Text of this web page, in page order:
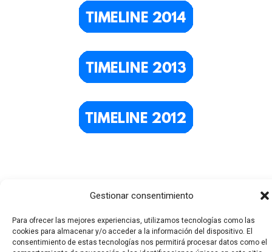
Gestionar consentimiento
Para ofrecer las mejores experiencias, utilizamos tecnologías como las
cookies para almacenar y/o acceder a la información del dispositivo. El
consentimiento de estas tecnologías nos permitirá procesar datos como el